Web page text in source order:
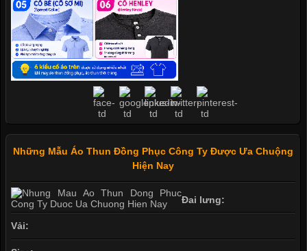
Những Mẫu Áo Thun Đồng Phục Công Ty Được Ưa Chuộng
Hiện Nay
Đai lưng:
Vải: